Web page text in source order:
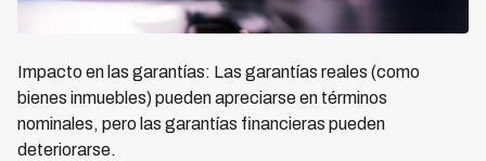
Impacto en las garantías: Las garantías reales (como
bienes inmuebles) pueden apreciarse en términos
nominales, pero las garantías financieras pueden
deteriorarse.